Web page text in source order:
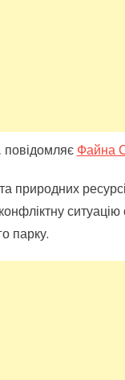
повідомляє Файна
природних
ситуацію
парку.